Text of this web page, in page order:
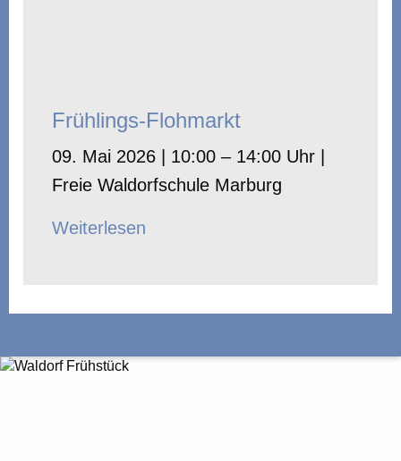
Frühlings-Flohmarkt
09. Mai 2026 | 10:00 – 14:00 Uhr |
Freie Waldorfschule Marburg
Weiterlesen